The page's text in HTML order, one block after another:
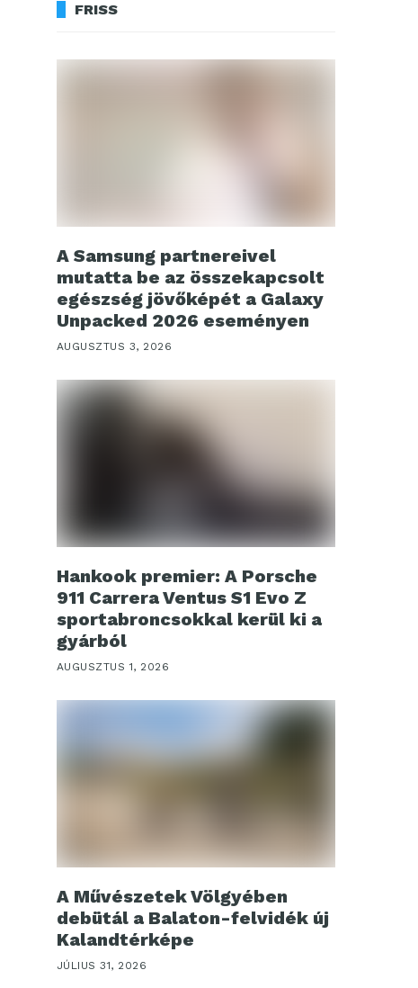
FRISS
A Samsung partnereivel
mutatta be az összekapcsolt
egészség jövőképét a Galaxy
Unpacked 2026 eseményen
AUGUSZTUS 3, 2026
Hankook premier: A Porsche
911 Carrera Ventus S1 Evo Z
sportabroncsokkal kerül ki a
gyárból
AUGUSZTUS 1, 2026
A Művészetek Völgyében
debütál a Balaton-felvidék új
Kalandtérképe
JÚLIUS 31, 2026